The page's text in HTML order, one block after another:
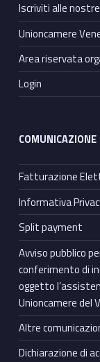
Iscriviti alle
Unioncamere
Area riservata
Login
COMUNICAZIONE
Fatturazione
Informativa
Split payment
Avviso pubblico
conferimento di
oggetto
Unioncamere del
Altre
Dichiarazione di